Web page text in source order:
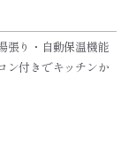
張り・自動保温機能
ン付きでキッチンか